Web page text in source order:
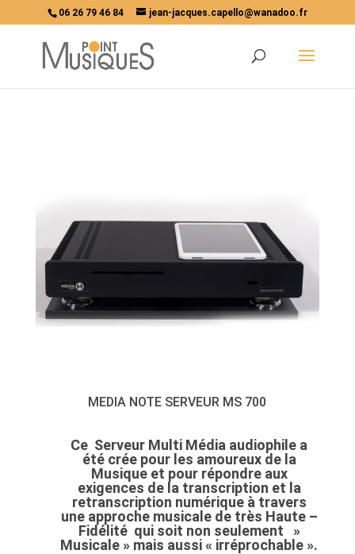
06 26 79 46 84 jean-jacques.capello@wanadoo.fr
MEDIA NOTE SERVEUR MS 700
Ce Serveur Multi Média audiophile a
été crée pour les amoureux de la
Musique et pour répondre aux
exigences de la transcription et la
retranscription numérique à travers
une approche musicale de très Haute –
Fidélité qui soit non seulement »
Musicale » mais aussi « irréprochable ».